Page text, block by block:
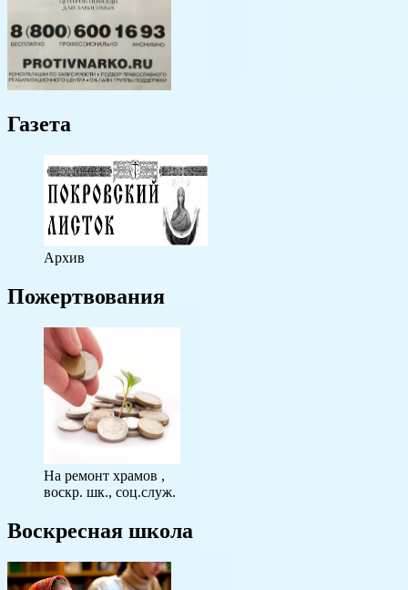
Газета
Архив
Пожертвования
На ремонт храмов ,
воскр. шк., соц.служ.
Воскресная школа